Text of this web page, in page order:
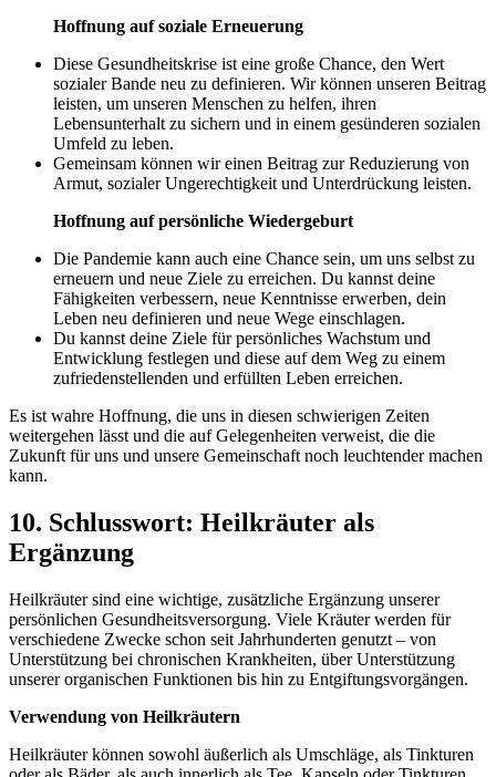
Hoffnung auf soziale Erneuerung
Diese Gesundheitskrise ist eine große Chance, den Wert
sozialer Bande neu zu definieren. Wir können unseren Beitrag
leisten, um unseren Menschen zu helfen, ihren
Lebensunterhalt zu sichern und in einem gesünderen sozialen
Umfeld zu leben.
Gemeinsam können wir einen Beitrag zur Reduzierung von
Armut, sozialer Ungerechtigkeit und Unterdrückung leisten.
Hoffnung auf persönliche Wiedergeburt
Die Pandemie kann auch eine Chance sein, um uns selbst zu
erneuern und neue Ziele zu erreichen. Du kannst deine
Fähigkeiten verbessern, neue Kenntnisse erwerben, dein
Leben neu definieren und neue Wege einschlagen.
Du kannst deine Ziele für persönliches Wachstum und
Entwicklung festlegen und diese auf dem Weg zu einem
zufriedenstellenden und erfüllten Leben erreichen.
Es ist wahre Hoffnung, die uns in diesen schwierigen Zeiten
weitergehen lässt und die auf Gelegenheiten verweist, die die
Zukunft für uns und unsere Gemeinschaft noch leuchtender machen
kann.
10. Schlusswort: Heilkräuter als
Ergänzung
Heilkräuter sind eine wichtige, zusätzliche Ergänzung unserer
persönlichen Gesundheitsversorgung. Viele Kräuter werden für
verschiedene Zwecke schon seit Jahrhunderten genutzt – von
Unterstützung bei chronischen Krankheiten, über Unterstützung
unserer organischen Funktionen bis hin zu Entgiftungsvorgängen.
Verwendung von Heilkräutern
Heilkräuter können sowohl äußerlich als Umschläge, als Tinkturen